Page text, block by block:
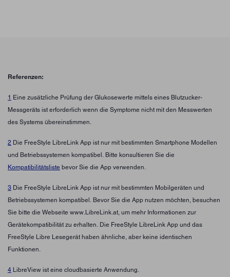
Referenzen:
1 Eine zusätzliche Prüfung der Glukosewerte mittels eines Blutzucker-
Messgeräts ist erforderlich wenn die Symptome nicht mit den Messwerten
des Systems übereinstimmen.
2 Die FreeStyle LibreLink App ist nur mit bestimmten Smartphone Modellen
und Betriebssystemen kompatibel. Bitte konsultieren Sie die
Kompatibilitätsliste bevor Sie die App verwenden.
3 Die FreeStyle LibreLink App ist nur mit bestimmten Mobilgeräten und
Betriebssystemen kompatibel. Bevor Sie die App nutzen möchten, besuchen
Sie bitte die Webseite www.LibreLink.at, um mehr Informationen zur
Gerätekompatibilität zu erhalten. Die FreeStyle LibreLink App und das
FreeStyle Libre Lesegerät haben ähnliche, aber keine identischen
Funktionen.
4 LibreView ist eine cloudbasierte Anwendung.